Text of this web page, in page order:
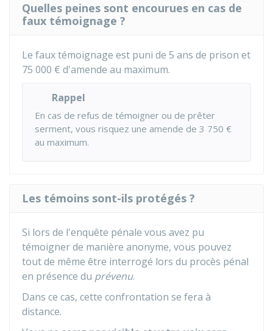
Quelles peines sont encourues en cas de
faux témoignage ?
Le faux témoignage est puni de 5 ans de prison et
75 000 € d'amende au maximum.
Rappel
En cas de refus de témoigner ou de prêter
serment, vous risquez une amende de 3 750 €
au maximum.
Les témoins sont-ils protégés ?
Si lors de l'enquête pénale vous avez pu
témoigner de manière anonyme, vous pouvez
tout de même être interrogé lors du procès pénal
en présence du prévenu.
Dans ce cas, cette confrontation se fera à
distance.